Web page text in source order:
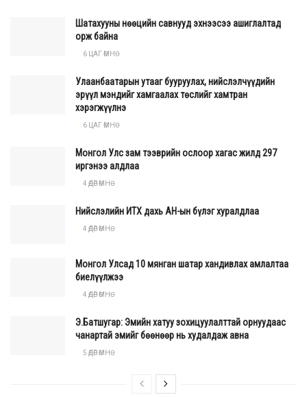
Шатахууны нөөцийн савнууд эхнээсээ ашиглалтад
орж байна
6 ЦАГ ӨМНӨ
Улаанбаатарын утааг бууруулах, нийслэлчүүдийн
эрүүл мэндийг хамгаалах төслийг хамтран
хэрэгжүүлнэ
6 ЦАГ ӨМНӨ
Монгол Улс зам тээврийн ослоор хагас жилд 297
иргэнээ алдлаа
4 ӨДӨР ӨМНӨ
Нийслэлийн ИТХ дахь АН-ын бүлэг хуралдлаа
4 ӨДӨР ӨМНӨ
Монгол Улсад 10 мянган шатар хандивлах амлалтаа
биелүүлжээ
4 ӨДӨР ӨМНӨ
Э.Батшугар: Эмийн хатуу зохицуулалттай орнуудаас
чанартай эмийг бөөнөөр нь худалдаж авна
5 ӨДӨР ӨМНӨ